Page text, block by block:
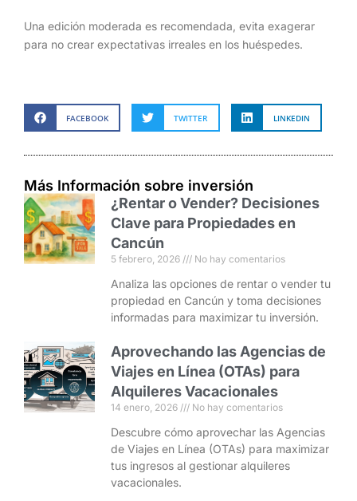
Una edición moderada es recomendada, evita exagerar
para no crear expectativas irreales en los huéspedes.
FACEBOOK TWITTER LINKEDIN
Más Información sobre inversión
¿Rentar o Vender? Decisiones
Clave para Propiedades en
Cancún
5 febrero, 2026 No hay comentarios
Analiza las opciones de rentar o vender tu
propiedad en Cancún y toma decisiones
informadas para maximizar tu inversión.
Aprovechando las Agencias de
Viajes en Línea (OTAs) para
Alquileres Vacacionales
14 enero, 2026 No hay comentarios
Descubre cómo aprovechar las Agencias
de Viajes en Línea (OTAs) para maximizar
tus ingresos al gestionar alquileres
vacacionales.